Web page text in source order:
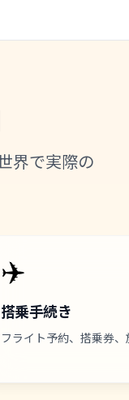
界で実際の
✈️
搭乗手続き
フライト予約、搭乗券